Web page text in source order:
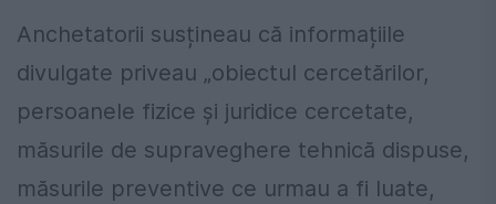
Anchetatorii susțineau că informațiile
divulgate priveau „obiectul cercetărilor,
persoanele fizice şi juridice cercetate,
măsurile de supraveghere tehnică dispuse,
măsurile preventive ce urmau a fi luate,